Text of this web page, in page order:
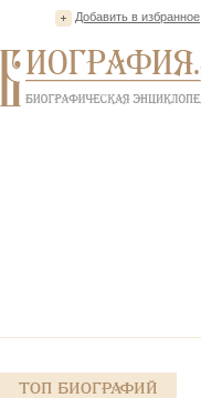
Добавить в избранное
Топ Биографий